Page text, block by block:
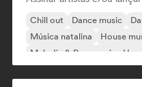
Chill out Dance music
Música natalina
House
Melodic & Progressive